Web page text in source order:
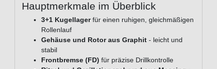
Hauptmerkmale im Überblick
3+1 Kugellagerfür einen ruhigen, gleichmäßigen
Rollenlauf
Gehäuse und Rotor aus Graphit - leicht und
stabil
Frontbremse (FD) für präzise Drillkontrolle